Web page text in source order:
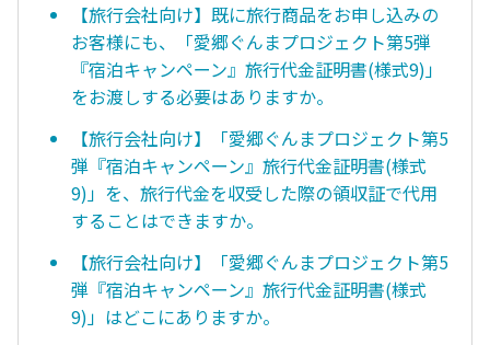
【旅行会社向け】既に旅行商品をお申し込みの
お客様にも、「愛郷ぐんまプロジェクト第5弾
『宿泊キャンペーン』旅行代金証明書(様式9)」
をお渡しする必要はありますか。
【旅行会社向け】「愛郷ぐんまプロジェクト第5
弾『宿泊キャンペーン』旅行代金証明書(様式
9)」を、旅行代金を収受した際の領収証で代用
することはできますか。
【旅行会社向け】「愛郷ぐんまプロジェクト第5
弾『宿泊キャンペーン』旅行代金証明書(様式
9)」はどこにありますか。